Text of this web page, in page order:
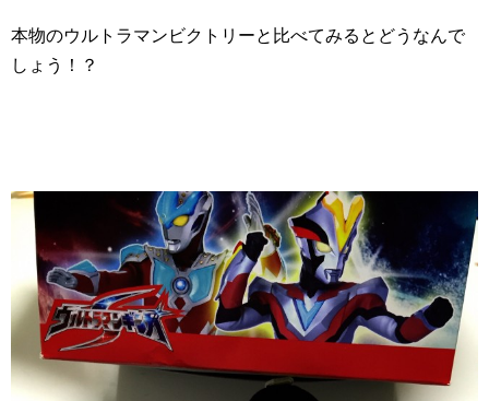
本物のウルトラマンビクトリーと比べてみるとどうなんで
しょう！？